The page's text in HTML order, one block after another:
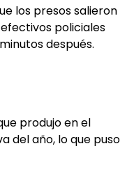
los presos salieron
policiales
después.
produjo en el
del año, lo que puso